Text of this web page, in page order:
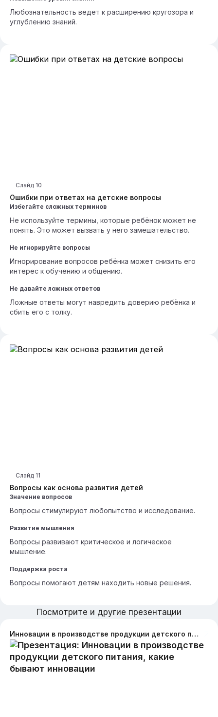
Любознательность ведет к расширению кругозора и
углублению знаний.
Ошибки при ответах на детские вопросы
Слайд 10
Избегайте сложных терминов
Не используйте термины, которые ребёнок может не
понять. Это может вызвать у него замешательство.
Не игнорируйте вопросы
Игнорирование вопросов ребёнка может снизить его
интерес к обучению и общению.
Не давайте ложных ответов
Ложные ответы могут навредить доверию ребёнка и
сбить его с толку.
Вопросы как основа развития детей
Слайд 11
Значение вопросов
Вопросы стимулируют любопытство и исследование.
Развитие мышления
Вопросы развивают критическое и логическое
мышление.
Поддержка роста
Вопросы помогают детям находить новые решения.
Посмотрите и другие презентации
Инновации в производстве продукции детского питания, какие бывают инновации